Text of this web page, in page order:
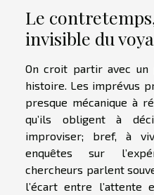
Le
invisible du
On croit partir avec un
histoire. Les imprévus
presque mécanique à
qu’ils obligent à
improviser; bref, à
enquêtes sur
chercheurs parlent
l’écart entre